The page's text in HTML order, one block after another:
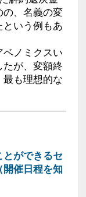
、名義の変
いう例もあ
ノミクスい
が、変額終
も理想的な
ができるセ
開催日程を知